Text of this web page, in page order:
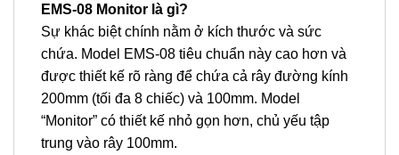
EMS-08 Monitor là gì?
Sự khác biệt chính nằm ở kích thước và sức
chứa. Model EMS-08 tiêu chuẩn này cao hơn và
được thiết kế rõ ràng để chứa cả rây đường kính
200mm (tối đa 8 chiếc) và 100mm. Model
“Monitor” có thiết kế nhỏ gọn hơn, chủ yếu tập
trung vào rây 100mm.